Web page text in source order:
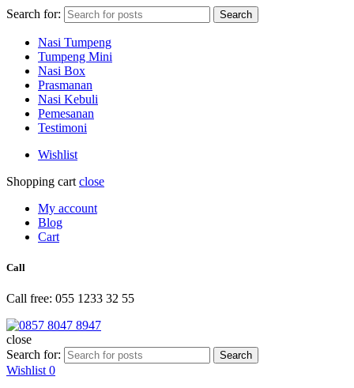
Search for: Search
Nasi Tumpeng
Tumpeng Mini
Nasi Box
Prasmanan
Nasi Kebuli
Pemesanan
Testimoni
Wishlist
Shopping cart close
My account
Blog
Cart
Call
Call free: 055 1233 32 55
close
Search for:
Search
Wishlist 0